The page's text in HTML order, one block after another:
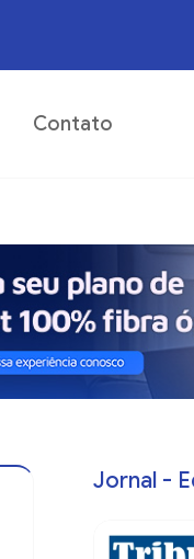
06 / Ago / 2026 -
Contato
Jornal -